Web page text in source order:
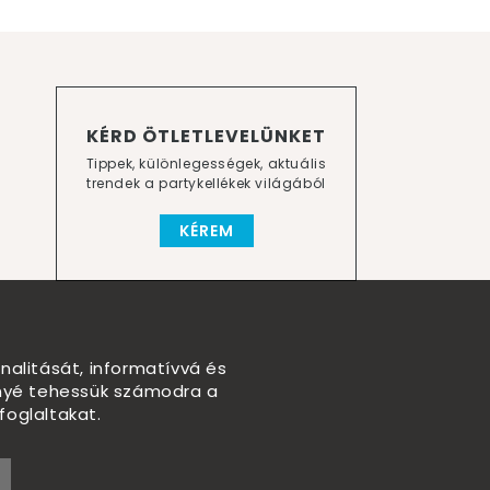
KÉRD ÖTLETLEVELÜNKET
Tippek, különlegességek, aktuális
trendek a partykellékek világából
KÉREM
informatívvá és
tehessük számodra a
foglaltakat.